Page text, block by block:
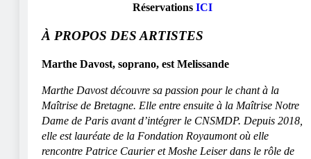
Réservations ICI
À PROPOS DES ARTISTES
Marthe Davost, soprano, est Melissande
Marthe Davost découvre sa passion pour le chant à la
Maîtrise de Bretagne. Elle entre ensuite à la Maîtrise Notre
Dame de Paris avant d’intégrer le CNSMDP. Depuis 2018,
elle est lauréate de la Fondation Royaumont où elle
rencontre Patrice Caurier et Moshe Leiser dans le rôle de